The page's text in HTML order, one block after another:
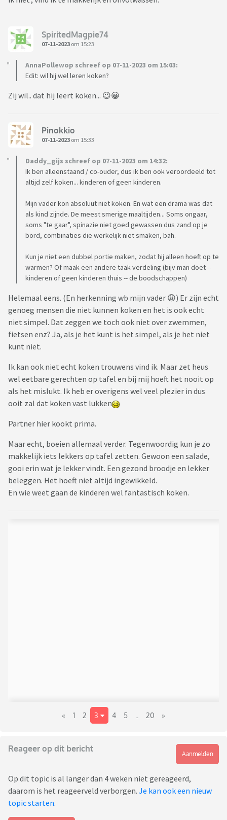
SpiritedMagpie74
07-11-2023 om 15:23
AnnaPollewop schreef op 07-11-2023 om 15:03:
Edit: wil hij wel leren koken?
Zij wil.. dat hij leert koken... 😉😀
Pinokkio
07-11-2023 om 15:33
Daddy_gijs schreef op 07-11-2023 om 14:32:
Ik ben alleenstaand / co-ouder, dus ik ben ook veroordeeld tot
altijd zelf koken... kinderen of geen kinderen.
Mijn vader kon absoluut niet koken. En wat een drama was dat
als kind zijnde. De meest smerige maaltijden... Soms ongaar,
soms "te gaar", spinazie niet goed gewassen dus zand op je
bord, combinaties die werkelijk niet smaken, bah.
Kun je niet een dubbel portie maken, zodat hij alleen hoeft op te
warmen? Of maak een andere taak-verdeling (bijv man doet --
kinderen of geen kinderen thuis -- de boodschappen)
Helemaal eens. (En herkenning wb mijn vader 😩) Er zijn echt
genoeg mensen die niet kunnen koken en het is ook echt
niet simpel. Dat zeggen we toch ook niet over zwemmen,
fietsen enz? Ja, als je het kunt is het simpel, als je het niet
kunt niet.
Ik kan ook niet echt koken trouwens vind ik. Maar zet heus
wel eetbare gerechten op tafel en bij mij hoeft het nooit op
als het mislukt. Ik heb er overigens wel veel plezier in dus
ooit zal dat koken vast lukken
Partner hier kookt prima.
Maar echt, boeien allemaal verder. Tegenwoordig kun je zo
makkelijk iets lekkers op tafel zetten. Gewoon een salade,
gooi erin wat je lekker vindt. Een gezond broodje en lekker
beleggen. Het hoeft niet altijd ingewikkeld.
En wie weet gaan de kinderen wel fantastisch koken.
« 1 2 3 4 5 20 »
Reageer op dit bericht
Aanmelden
Op dit topic is al langer dan 4 weken niet gereageerd,
daarom is het reageerveld verborgen. Je kan ook een nieuw
topic starten.